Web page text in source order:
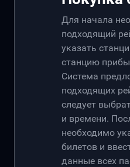
Для начала
подходящий
указать
станцию
Система
подходящих
следует
и времени.
необходимо
билетов и
данные всех